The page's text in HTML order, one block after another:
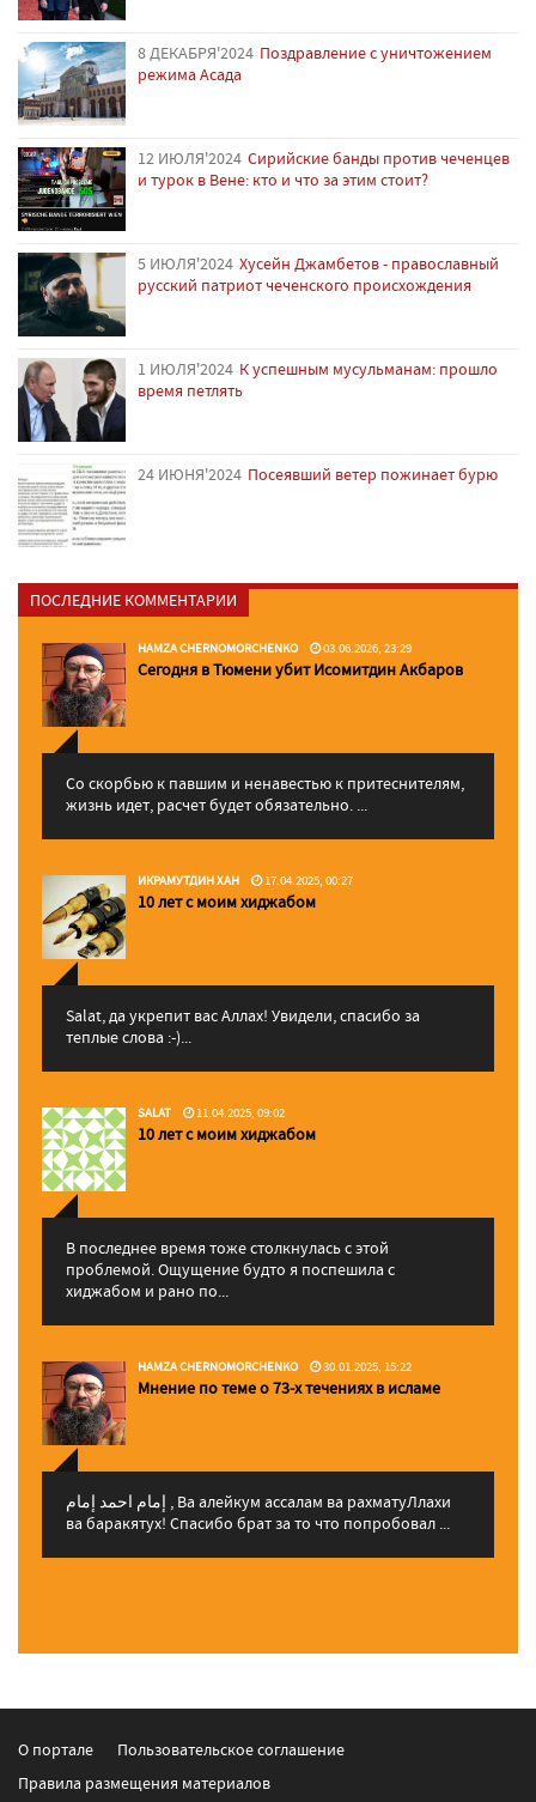
8 ДЕКАБРЯ'2024 Поздравление с уничтожением
режима Асада
12 ИЮЛЯ'2024 Сирийские банды против чеченцев
и турок в Вене: кто и что за этим стоит?
5 ИЮЛЯ'2024 Хусейн Джамбетов - православный
русский патриот чеченского происхождения
1 ИЮЛЯ'2024 К успешным мусульманам: прошло
время петлять
24 ИЮНЯ'2024 Посеявший ветер пожинает бурю
ПОСЛЕДНИЕ КОММЕНТАРИИ
HAMZA CHERNOMORCHENKO 03.06.2026, 23:29
Сегодня в Тюмени убит Исомитдин Акбаров
Со скорбью к павшим и ненавестью к притеснителям,
жизнь идет, расчет будет обязательно. ...
ИКРАМУТДИН ХАН 17.04.2025, 00:27
10 лет с моим хиджабом
Salat, да укрепит вас Аллаx! Увидели, спасибо за
теплые слова :-)...
SALAT 11.04.2025, 09:02
10 лет с моим хиджабом
В последнее время тоже столкнулась с этой
проблемой. Ощущение будто я поспешила с
хиджабом и рано по...
HAMZA CHERNOMORCHENKO 30.01.2025, 15:22
Мнение по теме о 73-х течениях в исламе
إمام احمد إمام , Ва алейкум ассалам ва рахматуЛлахи
ва баракятух! Спасибо брат за то что попробовал ...
О портале
Пользовательское соглашение
Правила размещения материалов